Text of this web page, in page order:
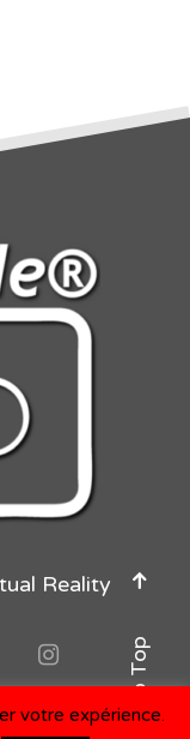
Reality
Back to Top
votre expérience.